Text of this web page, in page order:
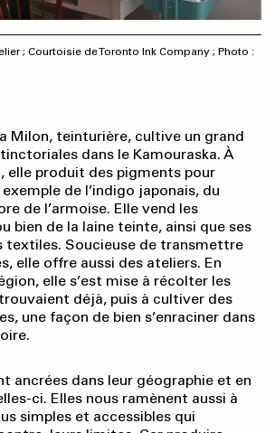
; Courtoisie de Toronto Ink Company ; Photo :
Milon, teinturière, cultive un grand
dans le Kamouraska. À
elle produit des pigments pour
de l’indigo japonais, du
de l’armoise. Elle vend les
bien de la laine teinte, ainsi que ses
textiles. Soucieuse de transmettre
elle offre aussi des ateliers. En
elle s’est mise à récolter les
déjà, puis à cultiver des
une façon de bien s’enraciner dans
ancrées dans leur géographie et en
ci. Elles nous ramènent aussi à
simples et accessibles qui